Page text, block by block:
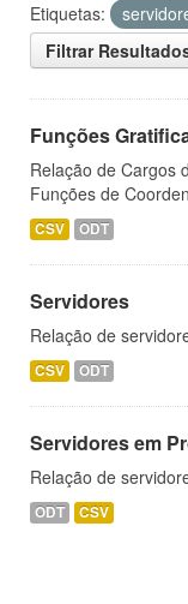
Etiquetas:
Filtrar
Funções
Relação de Cargos
Funções de
CSV ODT
Servidores
Relação de
CSV ODT
Servidores em
Relação de
ODT CSV